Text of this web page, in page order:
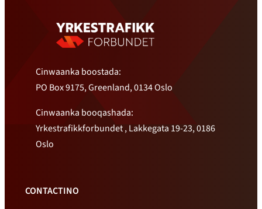
Cinwaanka boostada:
PO Box 9175, Greenland, 0134 Oslo
Cinwaanka booqashada:
Yrkestrafikkforbundet , Lakkegata 19-23, 0186
Oslo
CONTACTINO